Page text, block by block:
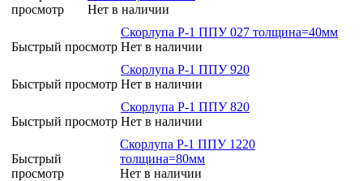
просмотр
Нет в наличии
Быстрый просмотр
Скорлупа Р-1 ППУ 027 толщина=40мм
Нет в наличии
Быстрый просмотр
Скорлупа Р-1 ППУ 920
Нет в наличии
Быстрый просмотр
Скорлупа Р-1 ППУ 820
Нет в наличии
Быстрый
просмотр
Скорлупа Р-1 ППУ 1220
толщина=80мм
Нет в наличии